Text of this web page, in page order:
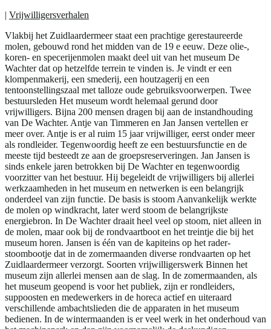
| Vrijwilligersverhalen
Vlakbij het Zuidlaardermeer staat een prachtige gerestaureerde
molen, gebouwd rond het midden van de 19 e eeuw. Deze olie-,
koren- en specerijenmolen maakt deel uit van het museum De
Wachter dat op hetzelfde terrein te vinden is. Je vindt er een
klompenmakerij, een smederij, een houtzagerij en een
tentoonstellingszaal met talloze oude gebruiksvoorwerpen. Twee
bestuursleden Het museum wordt helemaal gerund door
vrijwilligers. Bijna 200 mensen dragen bij aan de instandhouding
van De Wachter. Antje van Timmeren en Jan Jansen vertellen er
meer over. Antje is er al ruim 15 jaar vrijwilliger, eerst onder meer
als rondleider. Tegenwoordig heeft ze een bestuursfunctie en de
meeste tijd besteedt ze aan de groepsreserveringen. Jan Jansen is
sinds enkele jaren betrokken bij De Wachter en tegenwoordig
voorzitter van het bestuur. Hij begeleidt de vrijwilligers bij allerlei
werkzaamheden in het museum en netwerken is een belangrijk
onderdeel van zijn functie. De basis is stoom Aanvankelijk werkte
de molen op windkracht, later werd stoom de belangrijkste
energiebron. In De Wachter draait heel veel op stoom, niet alleen in
de molen, maar ook bij de rondvaartboot en het treintje die bij het
museum horen. Jansen is één van de kapiteins op het rader-
stoombootje dat in de zomermaanden diverse rondvaarten op het
Zuidlaardermeer verzorgt. Soorten vrijwilligerswerk Binnen het
museum zijn allerlei mensen aan de slag. In de zomermaanden, als
het museum geopend is voor het publiek, zijn er rondleiders,
suppoosten en medewerkers in de horeca actief en uiteraard
verschillende ambachtslieden die de apparaten in het museum
bedienen. In de wintermaanden is er veel werk in het onderhoud van